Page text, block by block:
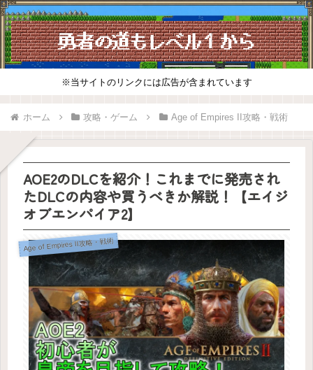
※当サイトのリンクには広告が含まれています
ホーム 攻略・ゲーム Age of Empires II攻略・戦術
AOE2のDLCを紹介！これまでに発売され
たDLCの内容や買うべきか解説！【エイジ
オブエンパイア2】
Age of Empires II攻略・戦術